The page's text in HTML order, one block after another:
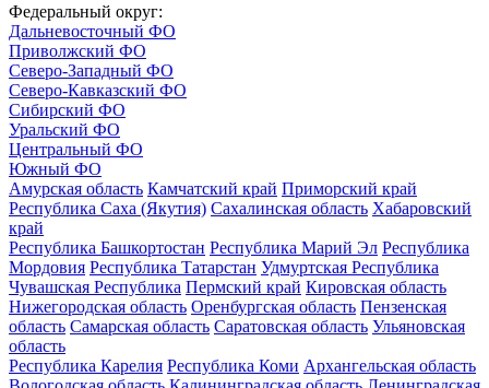
Федеральный округ:
Дальневосточный ФО
Приволжский ФО
Северо-Западный ФО
Северо-Кавказский ФО
Сибирский ФО
Уральский ФО
Центральный ФО
Южный ФО
Амурская область Камчатский край Приморский край
Республика Саха (Якутия) Сахалинская область Хабаровский
край
Республика Башкортостан Республика Марий Эл Республика
Мордовия Республика Татарстан Удмуртская Республика
Чувашская Республика Пермский край Кировская область
Нижегородская область Оренбургская область Пензенская
область Самарская область Саратовская область Ульяновская
область
Республика Карелия Республика Коми Архангельская область